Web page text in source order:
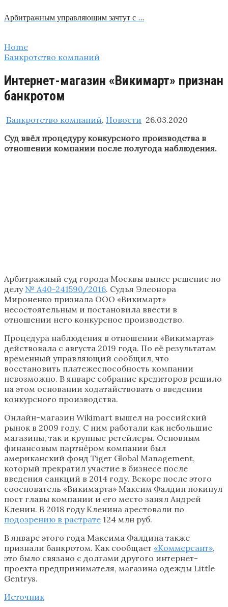
Арбитражным управляющим зачтут с …
Home
Банкротство компаний
Интернет-магазин «Викимарт» признан
банкротом
Банкротство компаний, Новости 26.03.2020
Суд ввёл процедуру конкурсного производства в
отношении компании после полугода наблюдения.
Арбитражный суд города Москвы вынес решение по
делу № А40-241590/2016. Судья Элеонора
Мироненко признала ООО «Викимарт»
несостоятельным и постановила ввести в
отношении него конкурсное производство.
Процедура наблюдения в отношении «Викимарта»
действовала с августа 2019 года. По её результатам
временный управляющий сообщил, что
восстановить платежеспособность компании
невозможно. В январе собрание кредиторов решило
на этом основании ходатайствовать о введении
конкурсного производства.
Онлайн-магазин Wikimart вышел на российский
рынок в 2009 году. С ним работали как небольшие
магазины, так и крупные ретейлеры. Основным
финансовым партнёром компании был
американский фонд Tiger Global Management,
который прекратил участие в бизнесе после
введения санкций в 2014 году. Вскоре после этого
сооснователь «Викимарта» Максим Фалдин покинул
пост главы компании и его место занял Андрей
Кленин. В 2018 году Кленина арестовали по
подозрению в растрате 124 млн руб.
В январе этого года Максима Фалдина также
признали банкротом. Как сообщает «Коммерсант»,
это было связано с долгами другого интернет-
проекта предпринимателя, магазина одежды Little
Gentrys.
Источник